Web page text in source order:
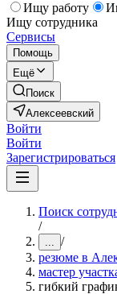
Ищу работу
Ищу сотрудника
Сервисы
Помощь
Ещё
Поиск
Алексеевский
Войти
Войти
Зарегистрироваться
Поиск
/
... /
резюме в
мастер
гибкий